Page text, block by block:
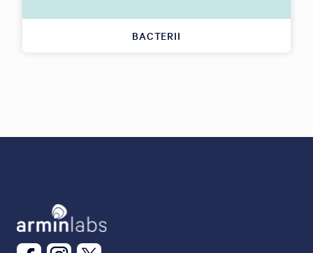
BACTERII